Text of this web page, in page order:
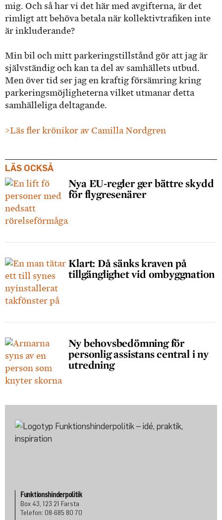
mig. Och så har vi det här med avgifterna, är det
rimligt att behöva betala när kollektivtrafiken inte
är inkluderande?
Min bil och mitt parkeringstillstånd gör att jag är
självständig och kan ta del av samhällets utbud.
Men över tid ser jag en kraftig försämring kring
parkeringsmöjligheterna vilket utmanar detta
samhälleliga deltagande.
>Läs fler krönikor av Camilla Nordgren
LÄS OCKSÅ
Nya EU-regler ger bättre skydd
för flygresenärer
Klart: Då sänks kraven på
tillgänglighet vid ombyggnation
Ny behovsbedömning för
personlig assistans central i ny
utredning
Funktionshinderpolitik
Box 43, 123 21 Farsta
Telefon: 08-685 80 70